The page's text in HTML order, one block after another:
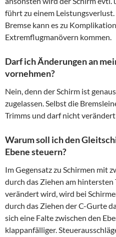
führt zu einem
Bremse kann es zu
Extremflugmanövern kommen.
Darf ich Änderungen an
vornehmen?
Nein, denn der Schirm ist
zugelassen. Selbst die
Trimms und darf nicht
Warum soll ich den
Ebene steuern?
Im Gegensatz zu Schirmen mit
durch das Ziehen am
verändert wird, wird bei
durch das Ziehen der C-Gurte
sich eine Falte zwischen den
klappanfälliger.